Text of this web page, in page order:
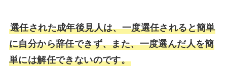
選任された成年後見人は、一度選任されると簡単
に自分から辞任できず、また、一度選んだ人を簡
単には解任できないのです。